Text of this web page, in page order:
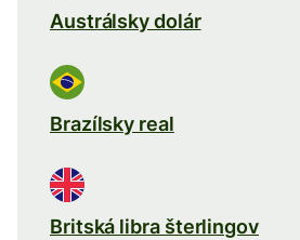
Austrálsky dolár
Brazílsky real
Britská libra šterlingov